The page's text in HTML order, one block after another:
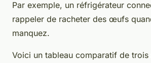
Par exemple, un réfrigérateur
rappeler de racheter des œufs
manquez.
Voici un tableau comparatif de trois